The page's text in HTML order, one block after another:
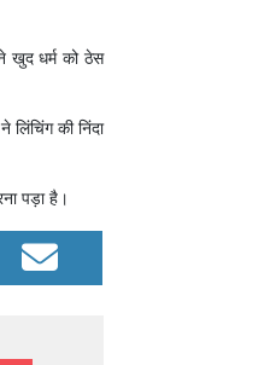
खुद धर्म को ठेस
लिंचिंग की निंदा
पड़ा है।